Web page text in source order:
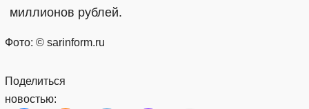
миллионов рублей.
Фото: © sarinform.ru
Поделиться
новостью: